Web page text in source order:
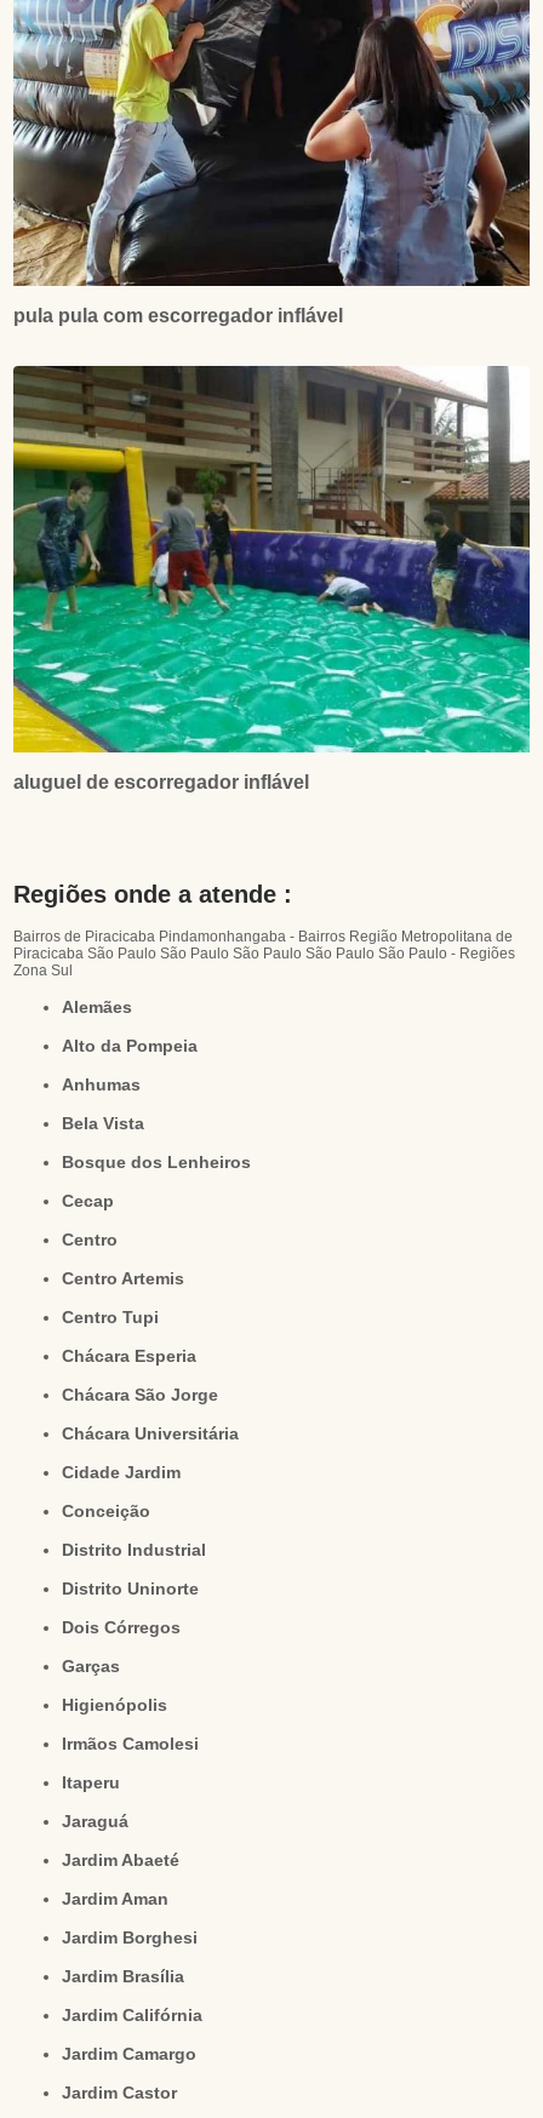
pula pula com escorregador inflável
aluguel de escorregador inflável
Regiões onde a atende :
Bairros de Piracicaba Pindamonhangaba - Bairros Região Metropolitana de
Piracicaba São Paulo São Paulo São Paulo São PauloSão Paulo - Regiões
Zona Sul
Alemães
Alto da Pompeia
Anhumas
Bela Vista
Bosque dos Lenheiros
Cecap
Centro
Centro Artemis
Centro Tupi
Chácara Esperia
Chácara São Jorge
Chácara Universitária
Cidade Jardim
Conceição
Distrito Industrial
Distrito Uninorte
Dois Córregos
Garças
Higienópolis
Irmãos Camolesi
Itaperu
Jaraguá
Jardim Abaeté
Jardim Aman
Jardim Borghesi
Jardim Brasília
Jardim Califórnia
Jardim Camargo
Jardim Castor